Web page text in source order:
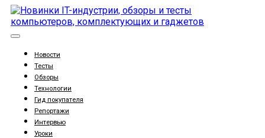
Новости
Тесты
Обзоры
Технологии
Гид покупателя
Репортажи
Интервью
Уроки